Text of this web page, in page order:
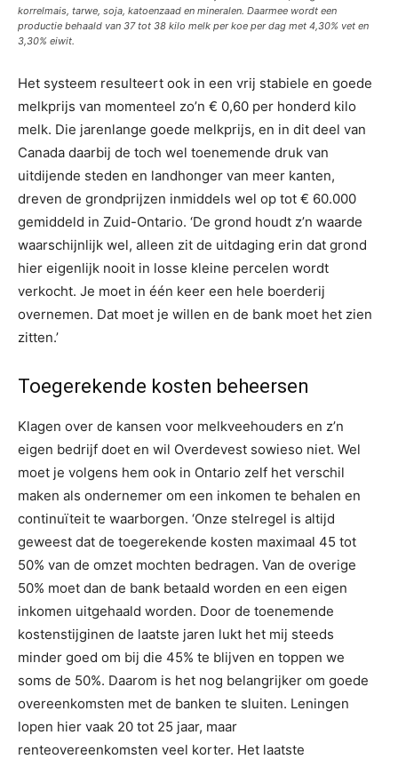
korrelmais, tarwe, soja, katoenzaad en mineralen. Daarmee wordt een
productie behaald van 37 tot 38 kilo melk per koe per dag met 4,30% vet en
3,30% eiwit.
Het systeem resulteert ook in een vrij stabiele en goede
melkprijs van momenteel zo’n € 0,60 per honderd kilo
melk. Die jarenlange goede melkprijs, en in dit deel van
Canada daarbij de toch wel toenemende druk van
uitdijende steden en landhonger van meer kanten,
dreven de grondprijzen inmiddels wel op tot € 60.000
gemiddeld in Zuid-Ontario. ‘De grond houdt z’n waarde
waarschijnlijk wel, alleen zit de uitdaging erin dat grond
hier eigenlijk nooit in losse kleine percelen wordt
verkocht. Je moet in één keer een hele boerderij
overnemen. Dat moet je willen en de bank moet het zien
zitten.’
Toegerekende kosten beheersen
Klagen over de kansen voor melkveehouders en z’n
eigen bedrijf doet en wil Overdevest sowieso niet. Wel
moet je volgens hem ook in Ontario zelf het verschil
maken als ondernemer om een inkomen te behalen en
continuïteit te waarborgen. ‘Onze stelregel is altijd
geweest dat de toegerekende kosten maximaal 45 tot
50% van de omzet mochten bedragen. Van de overige
50% moet dan de bank betaald worden en een eigen
inkomen uitgehaald worden. Door de toenemende
kostenstijginen de laatste jaren lukt het mij steeds
minder goed om bij die 45% te blijven en toppen we
soms de 50%. Daarom is het nog belangrijker om goede
overeenkomsten met de banken te sluiten. Leningen
lopen hier vaak 20 tot 25 jaar, maar
renteovereenkomsten veel korter. Het laatste